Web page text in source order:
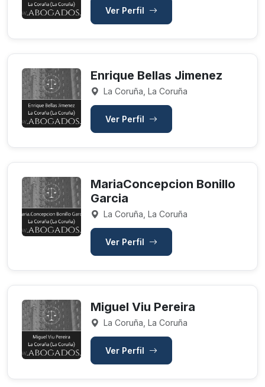
Ver Perfil
Enrique Bellas Jimenez
La Coruña, La Coruña
Ver Perfil
MariaConcepcion Bonillo
Garcia
La Coruña, La Coruña
Ver Perfil
Miguel Viu Pereira
La Coruña, La Coruña
Ver Perfil